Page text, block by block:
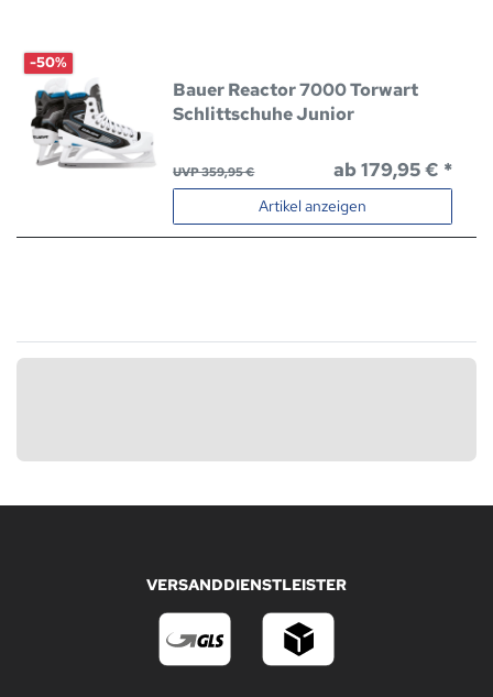
-50%
Bauer Reactor 7000 Torwart
Schlittschuhe Junior
UVP 359,95 € ab 179,95 € *
Artikel anzeigen
VERSANDDIENSTLEISTER